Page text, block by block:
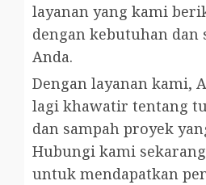
layanan yang kami
dengan kebutuhan dan
Anda.
Dengan layanan kami,
lagi khawatir tentang
dan sampah proyek
Hubungi kami
untuk mendapatkan